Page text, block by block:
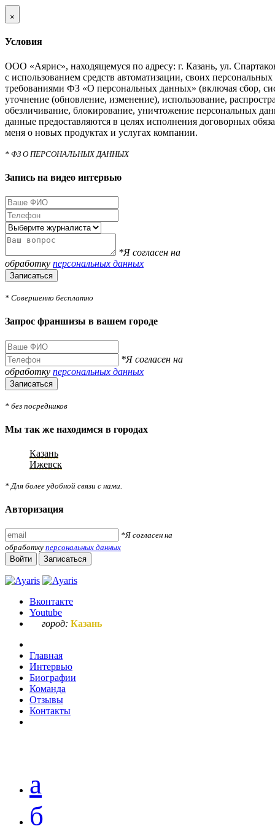
×
Условия
ООО «Аярис», находящемуся по адресу: г. Казань, ул.
с использованием средств автоматизации, своих
требованиями ФЗ «О персональных данных» (включая сбор,
уточнение (обновление, изменение), использование,
обезличивание, блокирование, уничтожение персональных
данные предоставляются в целях исполнения договорных
меня о новых продуктах и услугах компании.
* ФЗ О ПЕРСОНАЛЬНЫХ ДАННЫХ
Запись на видео интервью
*Я согласен на
обработку персональных данных
Записаться
* Совершенно бесплатно
Запрос франшизы в вашем городе
*Я согласен на
обработку персональных данных
Записаться
* без посредников
Мы так же находимся в городах
Казань
Ижевск
* Для более удобной связи с нами.
Авторизация
*Я согласен на
обработку персональных данных
Войти
Записаться
Вконтакте
Youtube
город: Казань
Главная
Интервью
Биографии
Команда
Отзывы
Контакты
а
б